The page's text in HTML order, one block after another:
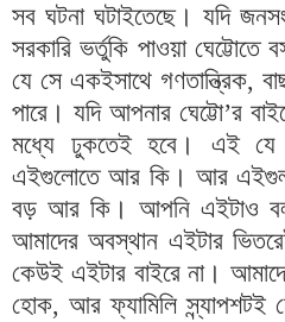
সব ঘটনা ঘটাইতেছে। যদি
সরকারি ভর্তুকি পাওয়া
যে সে একইসাথে গণতান্ত্রিক,
পারে। যদি আপনার ঘেট্টো’র
মধ্যে ঢুকতেই হবে। এই যে
এইগুলোতে আর কি। আর
বড় আর কি। আপনি এইটাও
আমাদের অবস্থান এইটার
কেউই এইটার বাইরে না।
হোক, আর ফ্যামিলি